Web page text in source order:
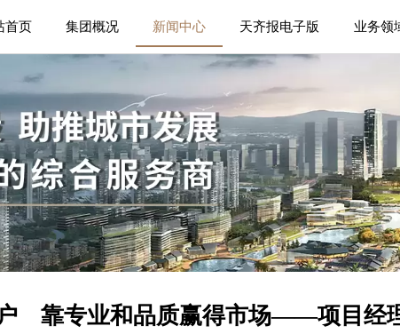
首页 集团概况 新闻中心 天齐报电子版 业务领
靠专业和品质赢得市场——项目经